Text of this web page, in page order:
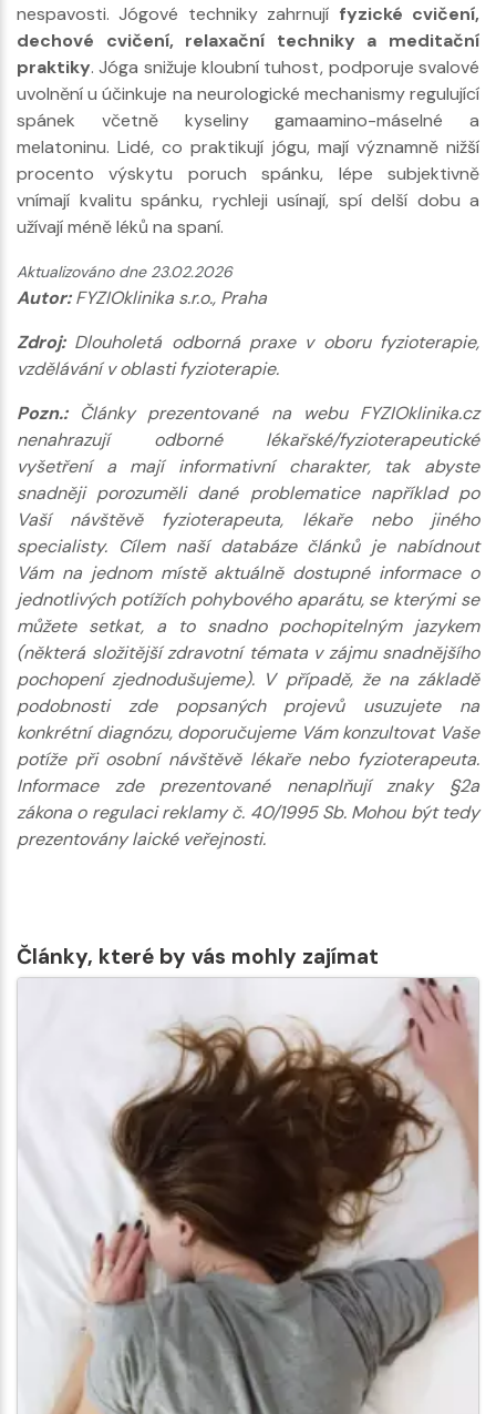
nespavosti. Jógové techniky zahrnují fyzické cvičení,
dechové cvičení, relaxační techniky a meditační
praktiky. Jóga snižuje kloubní tuhost, podporuje svalové
uvolnění u účinkuje na neurologické mechanismy regulující
spánek včetně kyseliny gamaamino-máselné a
melatoninu. Lidé, co praktikují jógu, mají významně nižší
procento výskytu poruch spánku, lépe subjektivně
vnímají kvalitu spánku, rychleji usínají, spí delší dobu a
užívají méně léků na spaní.
Aktualizováno dne 23.02.2026
Autor:FYZIOklinika s.r.o., Praha
Zdroj:Dlouholetá odborná praxe v oboru fyzioterapie,
vzdělávání v oblasti fyzioterapie.
Pozn.:Články prezentované na webu FYZIOklinika.cz
nenahrazují odborné lékařské/fyzioterapeutické
vyšetření a mají informativní charakter, tak abyste
snadněji porozuměli dané problematice například po
Vaší návštěvě fyzioterapeuta, lékaře nebo jiného
specialisty. Cílem naší databáze článků je nabídnout
Vám na jednom místě aktuálně dostupné informace o
jednotlivých potížích pohybového aparátu, se kterými se
můžete setkat, a to snadno pochopitelným jazykem
(některá složitější zdravotní témata v zájmu snadnějšího
pochopení zjednodušujeme). V případě, že na základě
podobnosti zde popsaných projevů usuzujete na
konkrétní diagnózu, doporučujeme Vám konzultovat Vaše
potíže při osobní návštěvě lékaře nebo fyzioterapeuta.
Informace zde prezentované nenaplňují znaky §2a
zákona o regulaci reklamy č. 40/1995 Sb. Mohou být tedy
prezentovány laické veřejnosti.
Články, které by vás mohly zajímat